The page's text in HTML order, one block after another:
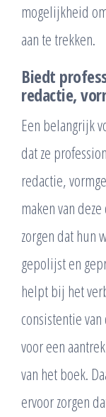
mogelijkheid
aan te trekken.
Biedt
redactie,
Een belangrijk
dat ze
redactie,
maken van
zorgen dat hun
gepolijst en
helpt bij het
consistentie
voor een
van het boek.
ervoor zorgen